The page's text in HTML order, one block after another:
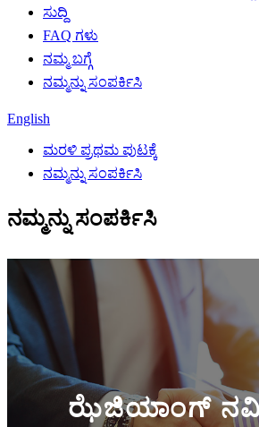
ಸುದ್ದಿ
FAQ ಗಳು
ನಮ್ಮ ಬಗ್ಗೆ
ನಮ್ಮನ್ನು ಸಂಪರ್ಕಿಸಿ
English
ಮರಳಿ ಪ್ರಥಮ ಪುಟಕ್ಕೆ
ನಮ್ಮನ್ನು ಸಂಪರ್ಕಿಸಿ
ನಮ್ಮನ್ನು ಸಂಪರ್ಕಿಸಿ
ಝೆಜಿಯಾಂಗ್